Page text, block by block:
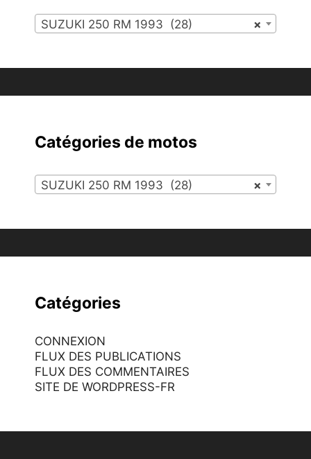
×
SUZUKI 250 RM 1993 (28)
Catégories de motos
×
SUZUKI 250 RM 1993 (28)
Catégories
CONNEXION
FLUX DES PUBLICATIONS
FLUX DES COMMENTAIRES
SITE DE WORDPRESS-FR